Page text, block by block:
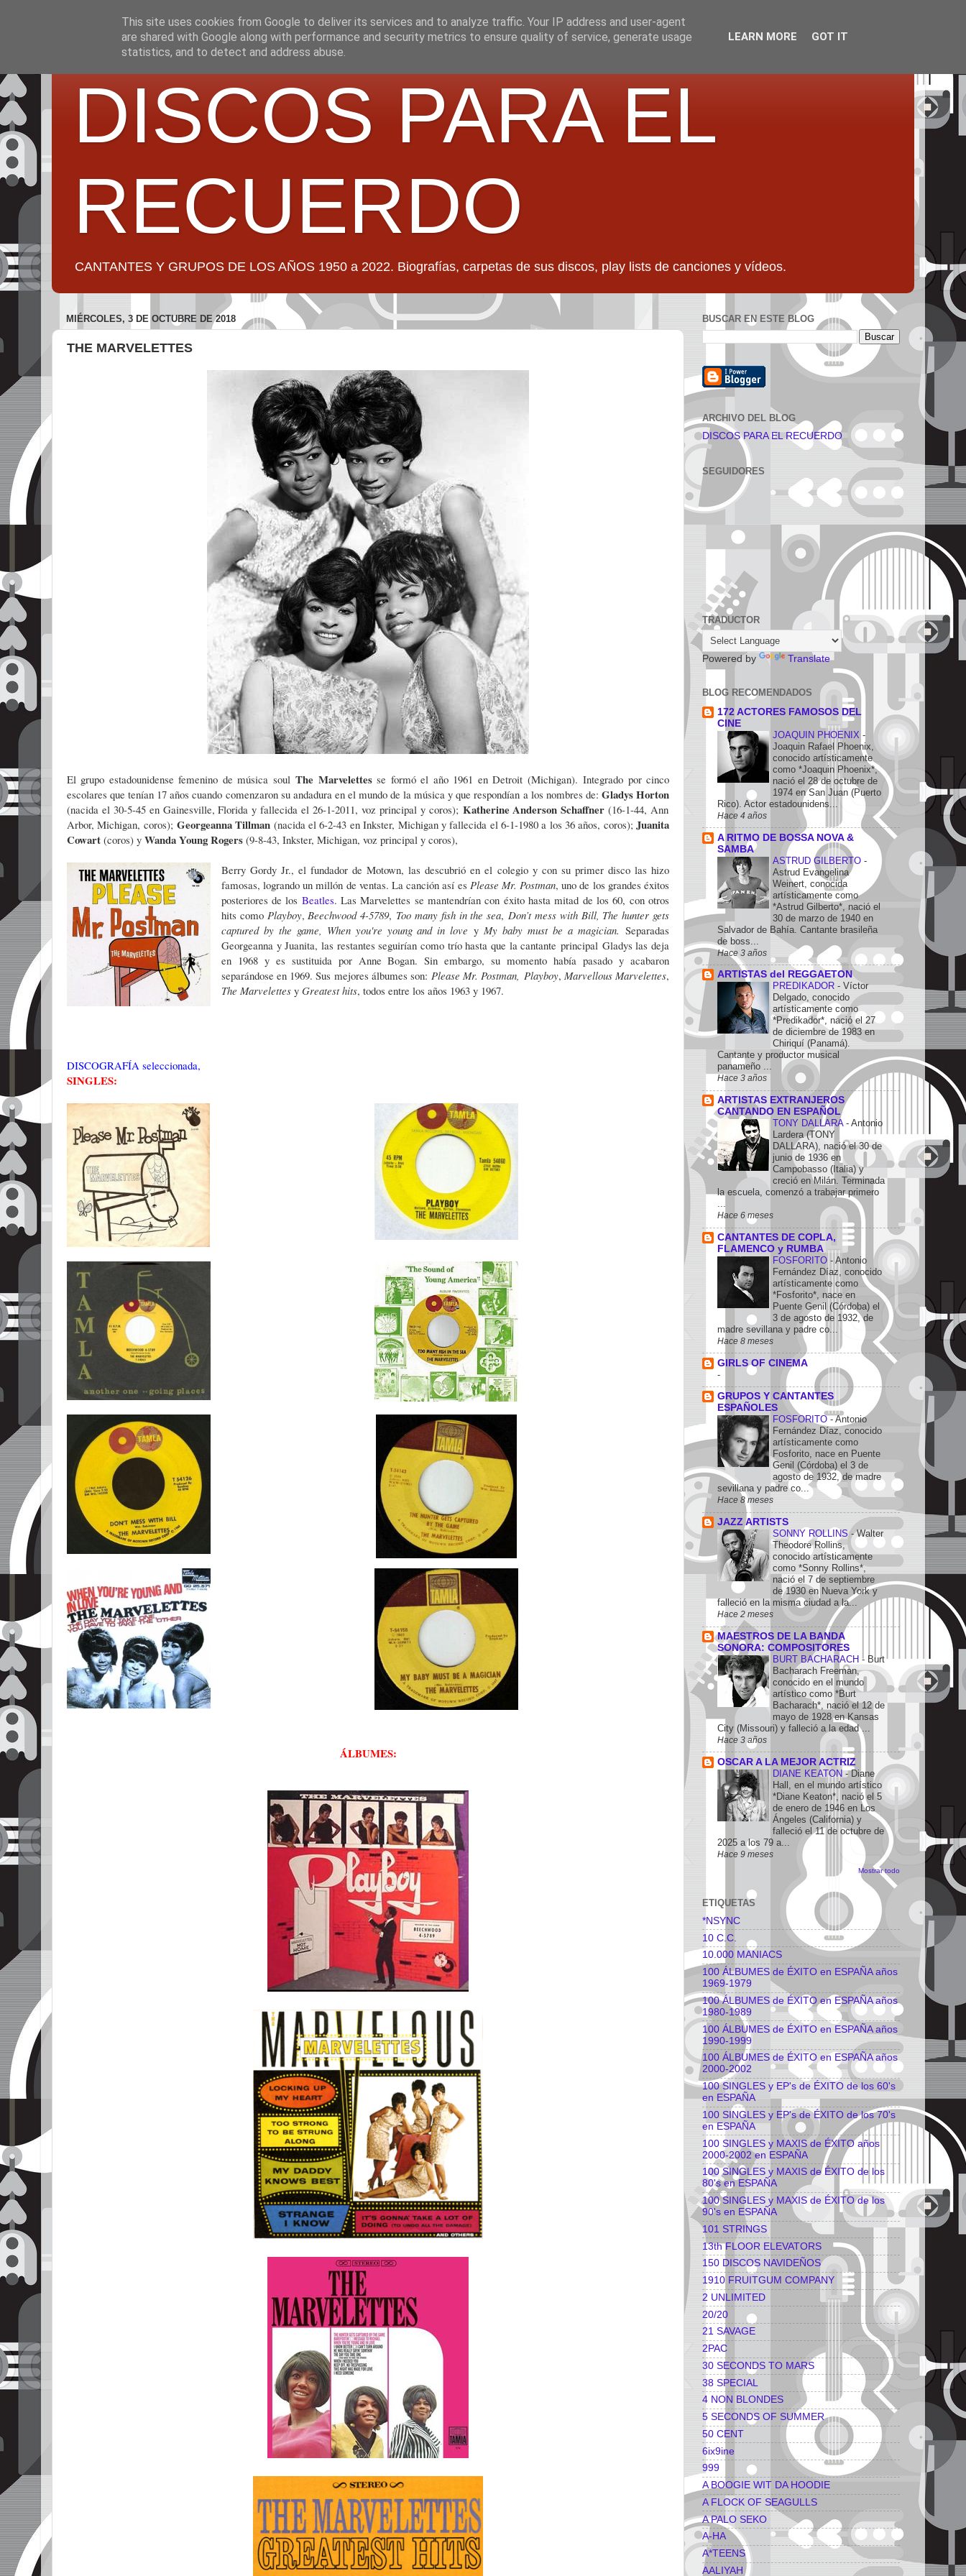
DISCOS PARA EL
RECUERDO
CANTANTES Y GRUPOS DE LOS AÑOS 1950 a 2022. Biografías, carpetas de sus discos, play lists de canciones y vídeos.
MIÉRCOLES, 3 DE OCTUBRE DE 2018
THE MARVELETTES
El grupo estadounidense femenino de música soulThe Marvelettesse formó el año 1961 en Detroit (Michigan). Integrado por cinco
escolares que tenían 17 años cuando comenzaron su andadura en el mundo de la música y que respondían a los nombres de: Gladys Horton
(nacida el 30-5-45 en Gainesville, Florida y fallecida el 26-1-2011, voz principal y coros); Katherine Anderson Schaffner (16-1-44, Ann
Arbor, Michigan, coros);Georgeanna Tillman (nacida el 6-2-43 en Inkster, Michigan y fallecida el 6-1-1980 a los 36 años, coros);Juanita
Cowart (coros) y WandaYoung Rogers (9-8-43, Inkster, Michigan, voz principal y coros),
Berry Gordy Jr., el fundador de Motown, las descubrió en el colegio y con su primer disco las hizo
famosas, logrando un millón de ventas. La canción así es Please Mr. Postman, uno de los grandes éxitos
posteriores de los Beatles. Las Marvelettes se mantendrían con éxito hasta mitad de los 60, con otros
hits como Playboy,Beechwood 4-5789, Too many fish in the sea,Don’t mess with Bill, The hunter gets
captured by the game, When you're young and in loveyMy baby must be a magician.Separadas
Georgeanna y Juanita, las restantes seguirían como trío hasta que la cantante principal Gladys las deja
en 1968 y es sustituida por Anne Bogan. Sin embargo, su momento había pasado y acabaron
separándose en 1969. Sus mejores álbumes son:Please Mr. Postman, Playboy, Marvellous Marvelettes,
The Marvelettes y Greatest hits, todos entre los años 1963 y 1967.
DISCOGRAFÍA seleccionada,
SINGLES:
ÁLBUMES:
BUSCAR EN ESTE BLOG
ARCHIVO DEL BLOG
DISCOS PARA EL RECUERDO
SEGUIDORES
TRADUCTOR
Powered by Translate
BLOG RECOMENDADOS
172 ACTORES FAMOSOS DEL
CINE
JOAQUIN PHOENIX -
Joaquin Rafael Phoenix,
conocido artísticamente
como *Joaquin Phoenix*,
nació el 28 de octubre de
1974 en San Juan (Puerto
Rico). Actor estadounidens...
Hace 4 años
A RITMO DE BOSSA NOVA &
SAMBA
ASTRUD GILBERTO -
Astrud Evangelina
Weinert, conocida
artísticamente como
*Astrud Gilberto*, nació el
30 de marzo de 1940 en
Salvador de Bahía. Cantante brasileña
de boss...
Hace 3 años
ARTISTAS del REGGAETON
PREDIKADOR - Víctor
Delgado, conocido
artísticamente como
*Predikador*, nació el 27
de diciembre de 1983 en
Chiriquí (Panamá).
Cantante y productor musical
panameño ...
Hace 3 años
ARTISTAS EXTRANJEROS
CANTANDO EN ESPAÑOL
TONY DALLARA - Antonio
Lardera (TONY
DALLARA), nació el 30 de
junio de 1936 en
Campobasso (Italia) y
creció en Milán. Terminada
la escuela, comenzó a trabajar primero
...
Hace 6 meses
CANTANTES DE COPLA,
FLAMENCO y RUMBA
FOSFORITO - Antonio
Fernández Díaz, conocido
artísticamente como
*Fosforito*, nace en
Puente Genil (Córdoba) el
3 de agosto de 1932, de
madre sevillana y padre co...
Hace 8 meses
GIRLS OF CINEMA
-
GRUPOS Y CANTANTES
ESPAÑOLES
FOSFORITO-Antonio
Fernández Díaz, conocido
artísticamente como
Fosforito, nace en Puente
Genil (Córdoba) el 3 de
agosto de 1932, de madre
sevillana y padre co...
Hace 8 meses
JAZZ ARTISTS
SONNY ROLLINS-Walter
Theodore Rollins,
conocido artísticamente
como *Sonny Rollins*,
nació el 7 de septiembre
de 1930 en Nueva York y
falleció en la misma ciudad a la...
Hace 2 meses
MAESTROS DE LA BANDA
SONORA: COMPOSITORES
BURT BACHARACH - Burt
Bacharach Freeman,
conocido en el mundo
artístico como *Burt
Bacharach*, nació el 12 de
mayo de 1928 en Kansas
City (Missouri) y falleció a la edad ...
Hace 3 años
OSCAR A LA MEJOR ACTRIZ
DIANE KEATON-Diane
Hall, en el mundo artístico
*Diane Keaton*, nació el 5
de enero de 1946 en Los
Ángeles (California) y
falleció el 11 de octubre de
2025 a los 79 a...
Hace 9 meses
Mostrar todo
ETIQUETAS
*NSYNC
10 C.C.
10.000 MANIACS
100 ÁLBUMES de ÉXITO en ESPAÑA años
1969-1979
100 ÁLBUMES de ÉXITO en ESPAÑA años
1980-1989
100 ÁLBUMES de ÉXITO en ESPAÑA años
1990-1999
100 ÁLBUMES de ÉXITO en ESPAÑA años
2000-2002
100 SINGLES y EP's de ÉXITO de los 60's
en ESPAÑA
100 SINGLES y EP's de ÉXITO de los 70's
en ESPAÑA
100 SINGLES y MAXIS de ÉXITO años
2000-2002 en ESPAÑA
100 SINGLES y MAXIS de ÉXITO de los
80's en ESPAÑA
100 SINGLES y MAXIS de ÉXITO de los
90's en ESPAÑA
101 STRINGS
13th FLOOR ELEVATORS
150 DISCOS NAVIDEÑOS
1910 FRUITGUM COMPANY
2 UNLIMITED
20/20
21 SAVAGE
2PAC
30 SECONDS TO MARS
38 SPECIAL
4 NON BLONDES
5 SECONDS OF SUMMER
50 CENT
6ix9ine
999
A BOOGIE WIT DA HOODIE
A FLOCK OF SEAGULLS
A PALO SEKO
A-HA
A*TEENS
AALIYAH
This site uses cookies from Google to deliver its services and to analyze traffic. Your IP address and user-agent
are shared with Google along with performance and security metrics to ensure quality of service, generate usage
statistics, and to detect and address abuse.
LEARN MORE GOT IT